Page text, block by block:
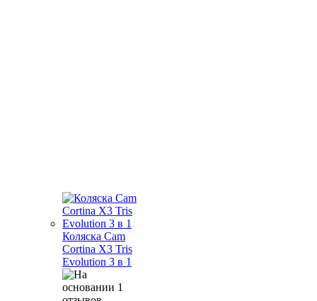
Коляска Cam
Cortina X3 Tris
Evolution 3 в 1